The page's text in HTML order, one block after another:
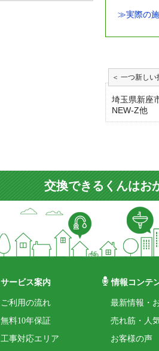
≫実際の施
埼玉県新座
NEW-Z他
交換できるくんはお
サービス案内
ご利用の流れ
無料10年保証
工事対応エリア
情報コンテ
最新情報・
売れ筋・人
お客様の声